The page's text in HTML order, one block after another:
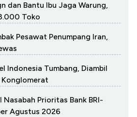
dan Bantu Ibu Jaga Warung,
Toko
Pesawat Penumpang Iran,
Indonesia Tumbang, Diambil
Nasabah Prioritas Bank BRI-
Agustus 2026